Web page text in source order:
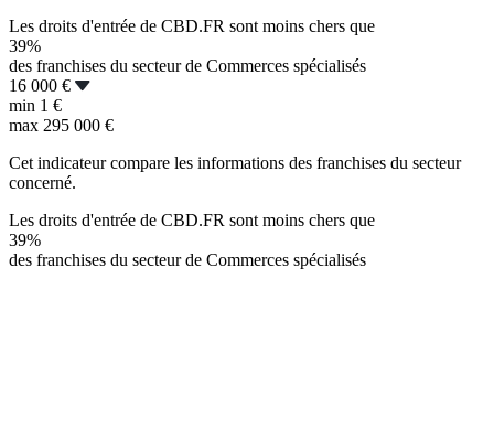
Les droits d'entrée de CBD.FR sont moins chers que
39%
des franchises du secteur de Commerces spécialisés
16 000 €
min 1 €
max 295 000 €
Cet indicateur compare les informations des franchises du secteur
concerné.
Les droits d'entrée de CBD.FR sont moins chers que
39%
des franchises du secteur de Commerces spécialisés